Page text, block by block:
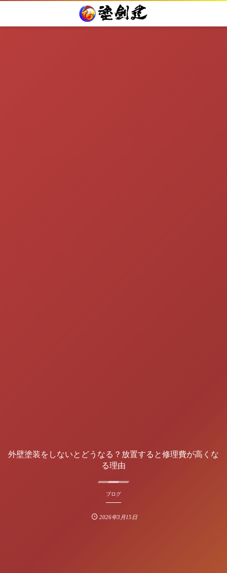
外壁塗装をしないとどうなる？放置すると修理費が高くな
る理由
ブログ
2026年3月15日